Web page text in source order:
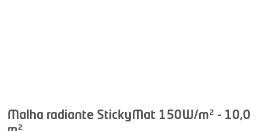
Malha radiante StickyMat 150W/m² - 10,0